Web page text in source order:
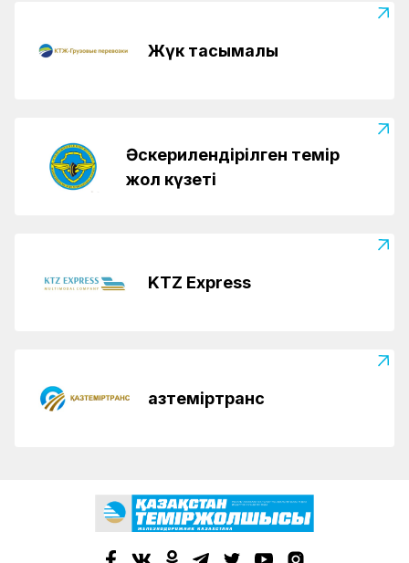
Жүк тасымалы
Әскерилендірілген темір
жол күзеті
KTZ Express
Қазтеміртранс